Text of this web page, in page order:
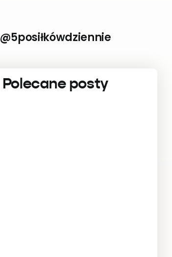
@5posiłkówdziennie
Polecane posty